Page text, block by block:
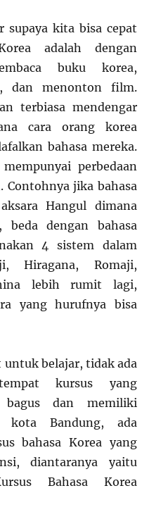
supaya kita bisa cepat
adalah dengan
buku korea,
dan menonton film.
terbiasa mendengar
cara orang korea
bahasa mereka.
perbedaan
Contohnya jika bahasa
Hangul dimana
dengan bahasa
4 sistem dalam
Hiragana, Romaji,
lebih rumit lagi,
yang hurufnya bisa
belajar, tidak ada
kursus yang
bagus dan memiliki
kota Bandung, ada
bahasa Korea yang
diantaranya yaitu
Bahasa Korea